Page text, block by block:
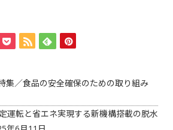
集／食品の安全確保のための取り組み
運転と省エネ実現する新機構搭載の脱水